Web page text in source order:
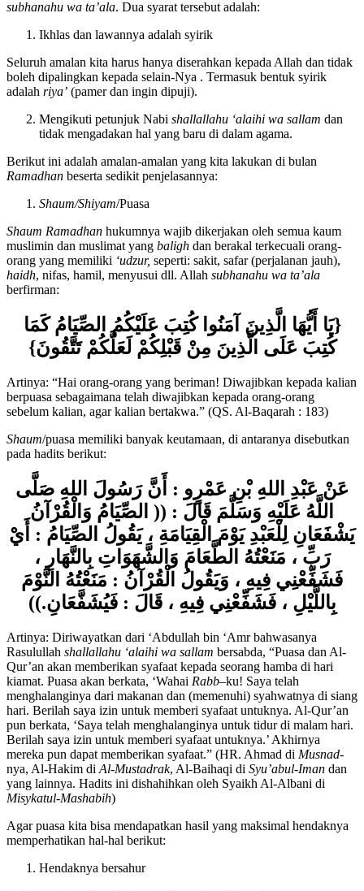
mengetahui dua syarat suatu amalan akan diterima oleh Allah
Seluruh amalan kita harus hanya diserahkan kepada Allah dan tidak
boleh dipalingkan kepada selain-Nya . Termasuk bentuk syirik
Mengikuti petunjuk Nabishallallahu ‘alaihi wa sallam
Berikut ini adalah amalan-amalan yang kita lakukan di bulan
Shaum Ramadhanhukumnya wajib dikerjakan oleh semua kaum
muslimin dan muslimat yangbaligh dan berakal terkecuali orang-
orang yang memiliki‘udzur,seperti: sakit, safar (perjalanan jauh),
haidh, nifas, hamil, menyusui dll. Allah
{يَا أَيُّهَا الَّذِينَ آمَنُوا كُتِبَ عَلَيْكُمُ الصِّيَامُ كَمَا
كُتِبَ عَلَى الَّذِينَ مِنْ قَبْلِكُمْ لَعَلَّكُمْ تَتَّقُونَ}
Artinya: “Hai orang-orang yang beriman! Diwajibkan kepada kalian
berpuasa sebagaimana telah diwajibkan kepada orang-orang
Shaum/puasa memiliki banyak keutamaan, di antaranya disebutkan
pada hadits berikut:
عَنْ عَبْدِ اللهِ بْنِ عَمْرٍو : أَنَّ رَسُولَ اللهِ صَلَّى
اللَّهُ عَلَيْهِ وَسَلَّمَ قَالَ : (( الصِّيَامُ وَالْقُرْآنُ
يَشْفَعَانِ لِلْعَبْدِ يَوْمَ الْقِيَامَةِ ، يَقُولُ الصِّيَامُ : أَيْ
رَبِّ ، مَنَعْتُهُ الطَّعَامَ وَالشَّهَوَاتِ بِالنَّهَارِ ،
فَشَفِّعْنِي فِيهِ ، وَيَقُولُ الْقُرْآنُ : مَنَعْتُهُ النَّوْمَ
بِاللَّيْلِ ، فَشَفِّعْنِي فِيهِ ، قَالَ : فَيُشَفَّعَانِ.))
Artinya: Diriwayatkan dari ‘Abdullah bin ‘Amr bahwasanya
Rasulullahshallallahu ‘alaihi wa sallambersabda, “Puasa dan Al-
Qur’an akan memberikan syafaat kepada seorang hamba di hari
kiamat. Puasa akan berkata, ‘WahaiRabb–ku! Saya telah
menghalanginya dari makanan dan (memenuhi) syahwatnya di siang
hari. Berilah saya izin untuk memberi syafaat untuknya. Al-Qur’an
pun berkata, ‘Saya telah menghalanginya untuk tidur di malam hari.
Berilah saya izin untuk memberi syafaat untuknya.’ Akhirnya
mereka pun dapat memberikan syafaat.” (HR. Ahmad diMusnad-
nya, Al-Hakim diAl-Mustadrak, Al-Baihaqi diSyu’abul-Iman
yang lainnya. Hadits ini dishahihkan oleh Syaikh Al-Albani di
Agar puasa kita bisa mendapatkan hasil yang maksimal hendaknya